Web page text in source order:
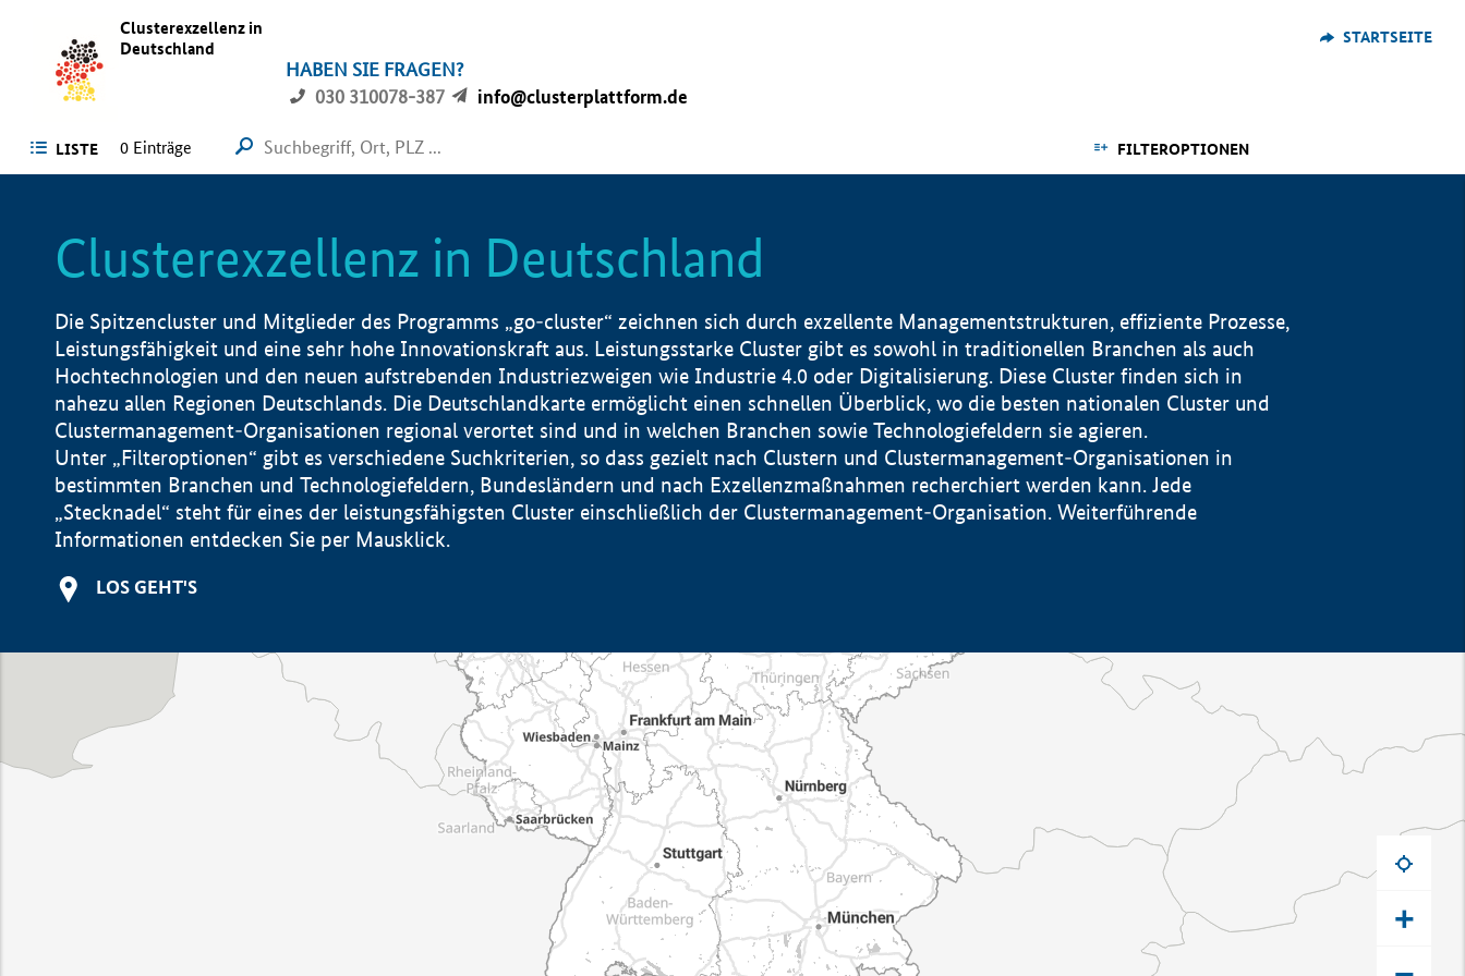
Clusterexzellenz in
Deutschland
HABEN SIE FRAGEN?
030 310078-387
info@clusterplattform.de
STARTSEITE
LISTE FILTEROPTIONEN
0 Einträge
Clusterexzellenz in Deutschland
Die Spitzencluster und Mitglieder des Programms „go-cluster“ zeichnen sich durch exzellente Managementstrukturen, effiziente Prozesse,
Leistungsfähigkeit und eine sehr hohe Innovationskraft aus. Leistungsstarke Cluster gibt es sowohl in traditionellen Branchen als auch
Hochtechnologien und den neuen aufstrebenden Industriezweigen wie Industrie 4.0 oder Digitalisierung. Diese Cluster finden sich in
nahezu allen Regionen Deutschlands. Die Deutschlandkarte ermöglicht einen schnellen Überblick, wo die besten nationalen Cluster und
Clustermanagement-Organisationen regional verortet sind und in welchen Branchen sowie Technologiefeldern sie agieren.
Unter „Filteroptionen“ gibt es verschiedene Suchkriterien, so dass gezielt nach Clustern und Clustermanagement-Organisationen in
bestimmten Branchen und Technologiefeldern, Bundesländern und nach Exzellenzmaßnahmen recherchiert werden kann. Jede
„Stecknadel“ steht für eines der leistungsfähigsten Cluster einschließlich der Clustermanagement-Organisation. Weiterführende
Informationen entdecken Sie per Mausklick.
LOS GEHT'S
+